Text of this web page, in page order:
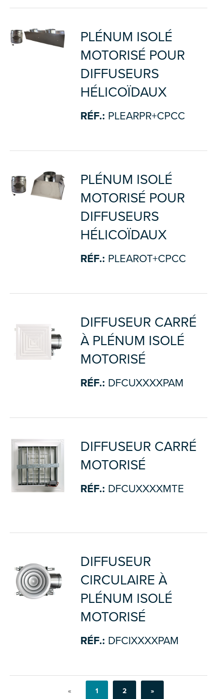
PLÉNUM ISOLÉ
MOTORISÉ POUR
DIFFUSEURS
HÉLICOÏDAUX
RÉF.: PLEARPR+CPCC
PLÉNUM ISOLÉ
MOTORISÉ POUR
DIFFUSEURS
HÉLICOÏDAUX
RÉF.: PLEAROT+CPCC
DIFFUSEUR CARRÉ
À PLÉNUM ISOLÉ
MOTORISÉ
RÉF.: DFCUXXXXPAM
DIFFUSEUR CARRÉ
MOTORISÉ
RÉF.: DFCUXXXXMTE
DIFFUSEUR
CIRCULAIRE À
PLÉNUM ISOLÉ
MOTORISÉ
RÉF.: DFCIXXXXPAM
« 1 2 »